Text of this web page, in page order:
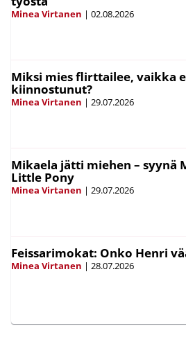
Minea Virtanen | 02.08.2026
Miksi mies flirttailee, vaikka
kiinnostunut?
Minea Virtanen | 29.07.2026
Mikaela jätti miehen – syynä
Little Pony
Minea Virtanen | 29.07.2026
Feissarimokat: Onko Henri
Minea Virtanen | 28.07.2026